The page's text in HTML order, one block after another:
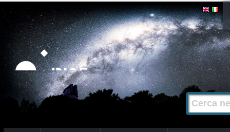
Strumenti
personali
Salta
contenuti.
|
Salta
alla
navigazione
Cerca nel
Ricerca
avanzata…